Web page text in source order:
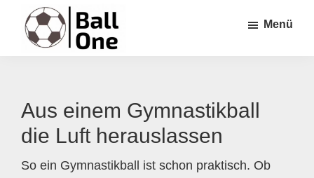
Inhalt
springen
Seitenspalte
springen
Fußzeile
springen
Menü
Aus einem Gymnastikball
die Luft herauslassen
So ein Gymnastikball ist schon praktisch. Ob